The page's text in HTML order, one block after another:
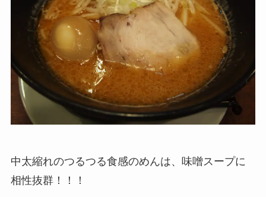
中太縮れのつるつる食感のめんは、味噌スープに
相性抜群！！！